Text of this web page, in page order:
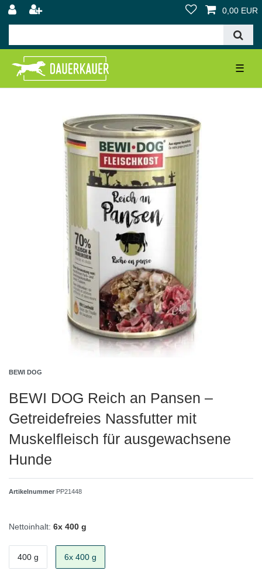
0,00 EUR
☰
BEWI DOG
BEWI DOG Reich an Pansen –
Getreidefreies Nassfutter mit
Muskelfleisch für ausgewachsene
Hunde
Artikelnummer PP21448
Nettoinhalt: 6x 400 g
400 g 6x 400 g